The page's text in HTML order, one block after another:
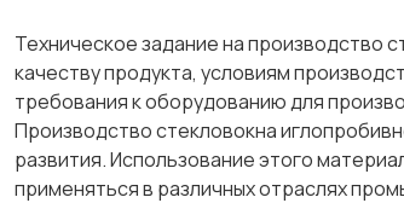
Техническое задание на производство
качеству продукта, условиям
требования к оборудованию для
Производство стекловокна
развития. Использование этого
применяться в различных отраслях